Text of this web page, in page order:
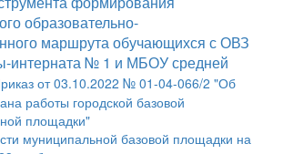
образовательно-
маршрута обучающихся с ОВЗ
интерната № 1 и МБОУ средней
от 03.10.2022 № 01-04-066/2 "Об
работы городской базовой
площадки"
муниципальной базовой площадки на